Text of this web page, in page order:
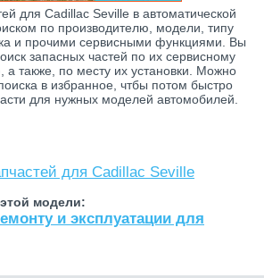
для Cadillac Seville в автоматической
по производителю, модели, типу
и прочими сервисными функциями. Вы
запасных частей по их сервисному
а также, по месту их установки. Можно
в избранное, чтбы потом быстро
для нужных моделей автомобилей.
для Cadillac Seville
модели:
и эксплуатации для